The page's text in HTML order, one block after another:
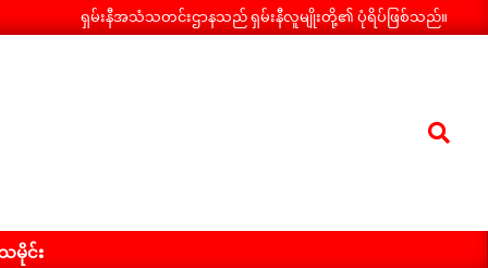
ရှမ်းနီအသံသတင်းဌာနသည် ရှမ်းနီလူမျိုးတို့၏ ပုံရိပ်ဖြစ်သည်။
Search
မိုင်း